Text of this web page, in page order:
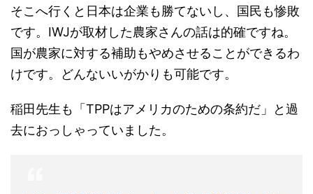
そこへ行くと日本は企業も勝てないし、国民も惨敗
です。IWJが取材した農家さんの話は的確ですね。
国が農家に対する補助もやめさせることができるわ
けです。どんないいがかりも可能です。
稲田先生も「TPPはアメリカのための条約だ」と過
去におっしゃっていました。